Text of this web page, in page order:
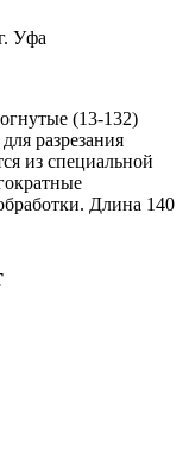
Уфа
(13-132)
разрезания
из специальной
Длина 140